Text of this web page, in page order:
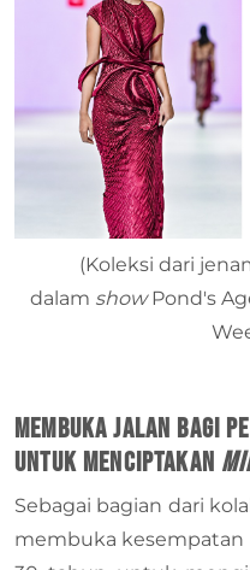
(Koleksi dari
dalam showPond's
Membuka Jalan Bagi
untuk Menciptakan
Sebagai bagian dari
membuka kesempatan